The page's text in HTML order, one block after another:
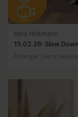
Nina Heitmann
15.02.26: Slow
Anfänger | Verschiedene